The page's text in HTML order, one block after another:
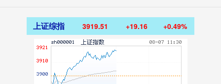
上证综指 3919.51 +19.16 +0.49%